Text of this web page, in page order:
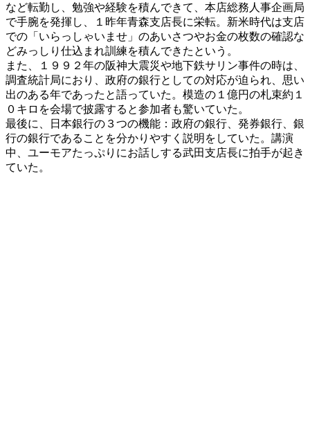
など転勤し、勉強や経験を積んできて、本店総務人事企画局
で手腕を発揮し、１昨年青森支店長に栄転。新米時代は支店
での「いらっしゃいませ」のあいさつやお金の枚数の確認な
どみっしり仕込まれ訓練を積んできたという。
また、１９９２年の阪神大震災や地下鉄サリン事件の時は、
調査統計局におり、政府の銀行としての対応が迫られ、思い
出のある年であったと語っていた。模造の１億円の札束約１
０キロを会場で披露すると参加者も驚いていた。
最後に、日本銀行の３つの機能：政府の銀行、発券銀行、銀
行の銀行であることを分かりやすく説明をしていた。講演
中、ユーモアたっぷりにお話しする武田支店長に拍手が起き
ていた。